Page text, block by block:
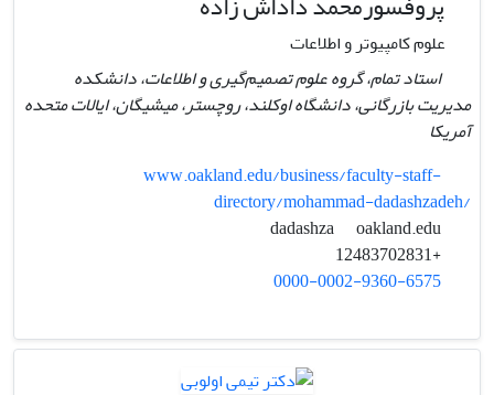
علوم کامپیوتر و اطلاعات
استاد تمام، گروه علوم تصمیم‌گیری و اطلاعات، دانشکده
مدیریت بازرگانی، دانشگاه اوکلند، روچستر، میشیگان، ایالات متحده
آمریکا
www.oakland.edu/business/faculty-staff-
directory/mohammad-dadashzadeh/
oakland.edu
+12483702831
0000-0002-9360-6575